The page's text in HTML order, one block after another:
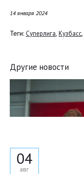
14 января 2024
Теги: Суперлига, Кузбасс,
Другие новости
04
авг